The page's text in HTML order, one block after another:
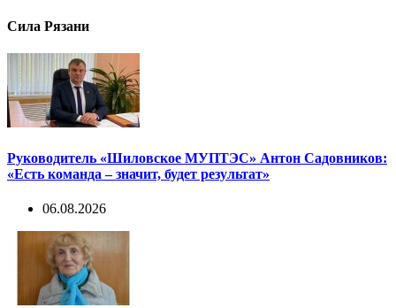
Сила Рязани
Руководитель «Шиловское МУПТЭС» Антон Садовников:
«Есть команда – значит, будет результат»
06.08.2026